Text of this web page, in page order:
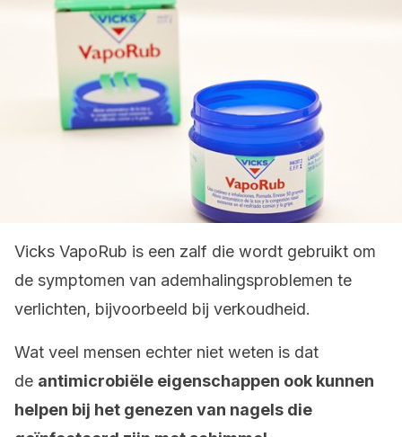
Vicks VapoRub is een zalf die wordt gebruikt om
de symptomen van ademhalingsproblemen te
verlichten, bijvoorbeeld bij verkoudheid.
Wat veel mensen echter niet weten is dat
de antimicrobiële eigenschappen ook kunnen
helpen bij het genezen van nagels die